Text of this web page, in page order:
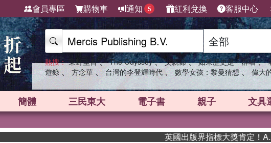
會員專區 購物車 通知 5 紅利兌換 客服中心
熱搜： 東野圭吾 、 The Odyssey 、 父親節 、 如果歷史是一群喵 、
遊錄 、 方念華 、 台灣的李登輝時代 、 數學女孩：黎曼猜想 、 偉大
簡體 三民東大 電子書 親子 文具
英國出版界指標大獎肯定！A.F.